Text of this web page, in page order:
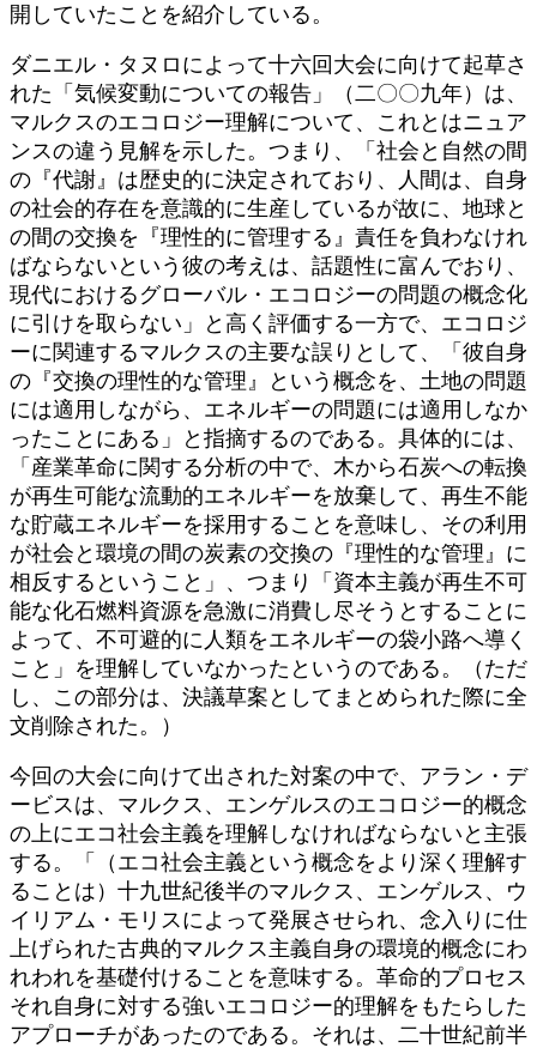
開していたことを紹介している。
ダニエル・タヌロによって十六回大会に向けて起草さ
れた「気候変動についての報告」（二〇〇九年）は、
マルクスのエコロジー理解について、これとはニュア
ンスの違う見解を示した。つまり、「社会と自然の間
の『代謝』は歴史的に決定されており、人間は、自身
の社会的存在を意識的に生産しているが故に、地球と
の間の交換を『理性的に管理する』責任を負わなけれ
ばならないという彼の考えは、話題性に富んでおり、
現代におけるグローバル・エコロジーの問題の概念化
に引けを取らない」と高く評価する一方で、エコロジ
ーに関連するマルクスの主要な誤りとして、「彼自身
の『交換の理性的な管理』という概念を、土地の問題
には適用しながら、エネルギーの問題には適用しなか
ったことにある」と指摘するのである。具体的には、
「産業革命に関する分析の中で、木から石炭への転換
が再生可能な流動的エネルギーを放棄して、再生不能
な貯蔵エネルギーを採用することを意味し、その利用
が社会と環境の間の炭素の交換の『理性的な管理』に
相反するということ」、つまり「資本主義が再生不可
能な化石燃料資源を急激に消費し尽そうとすることに
よって、不可避的に人類をエネルギーの袋小路へ導く
こと」を理解していなかったというのである。（ただ
し、この部分は、決議草案としてまとめられた際に全
文削除された。）
今回の大会に向けて出された対案の中で、アラン・デ
ービスは、マルクス、エンゲルスのエコロジー的概念
の上にエコ社会主義を理解しなければならないと主張
する。「（エコ社会主義という概念をより深く理解す
ることは）十九世紀後半のマルクス、エンゲルス、ウ
イリアム・モリスによって発展させられ、念入りに仕
上げられた古典的マルクス主義自身の環境的概念にわ
れわれを基礎付けることを意味する。革命的プロセス
それ自身に対する強いエコロジー的理解をもたらした
アプローチがあったのである。それは、二十世紀前半